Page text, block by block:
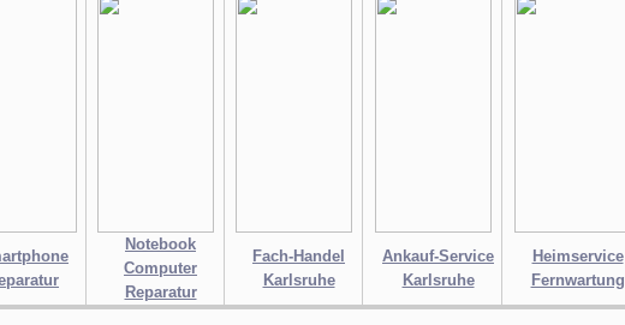
Notebook
Computer
Reparatur
Fach-Handel
Karlsruhe
Ankauf-Service
Karlsruhe
Heimservice
Fernwartung